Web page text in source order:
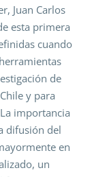
Juan Carlos
esta primera
cuando
de
y para
importancia
difusión del
en
un